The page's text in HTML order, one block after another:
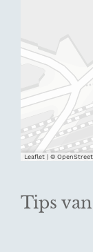
Tips
Leaflet | ©